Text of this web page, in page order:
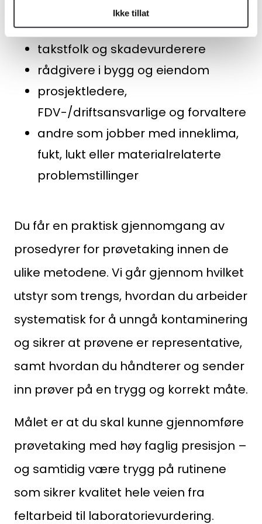
Ikke tillat
takstfolk og skadevurderere
rådgivere i bygg og eiendom
prosjektledere,
FDV-/driftsansvarlige og forvaltere
andre som jobber med inneklima,
fukt, lukt eller materialrelaterte
problemstillinger
Du får en praktisk gjennomgang av
prosedyrer for prøvetaking innen de
ulike metodene. Vi går gjennom hvilket
utstyr som trengs, hvordan du arbeider
systematisk for å unngå kontaminering
og sikrer at prøvene er representative,
samt hvordan du håndterer og sender
inn prøver på en trygg og korrekt måte.
Målet er at du skal kunne gjennomføre
prøvetaking med høy faglig presisjon –
og samtidig være trygg på rutinene
som sikrer kvalitet hele veien fra
feltarbeid til laboratorievurdering.